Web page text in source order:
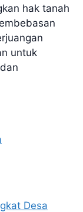
hak tanah
untuk
Desa